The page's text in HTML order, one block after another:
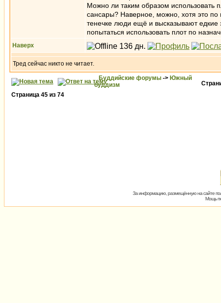
Можно ли таким образом использовать
сансары? Наверное, можно, хотя это
тенечке люди ещё и высказывают едкие
попытаться использовать плот по
Наверх
Тред сейчас никто не читает.
Буддийские форумы -> Южный
буддизм
Страница 45 из 74
За информацию, размещённую на сайте
Мощь